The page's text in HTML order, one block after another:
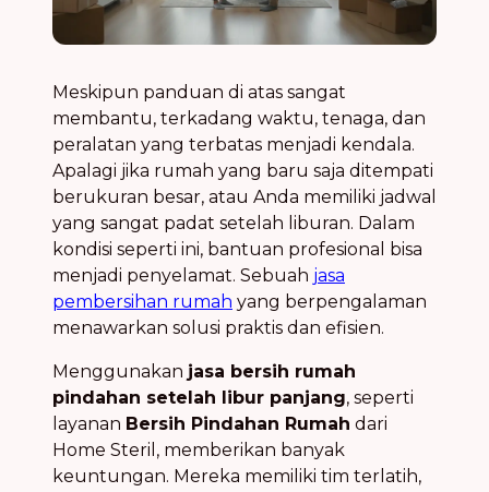
Meskipun panduan di atas sangat
membantu, terkadang waktu, tenaga, dan
peralatan yang terbatas menjadi kendala.
Apalagi jika rumah yang baru saja ditempati
berukuran besar, atau Anda memiliki jadwal
yang sangat padat setelah liburan. Dalam
kondisi seperti ini, bantuan profesional bisa
menjadi penyelamat. Sebuah jasa
pembersihan rumah yang berpengalaman
menawarkan solusi praktis dan efisien.
Menggunakan jasa bersih rumah
pindahan setelah libur panjang, seperti
layanan Bersih Pindahan Rumah dari
Home Steril, memberikan banyak
keuntungan. Mereka memiliki tim terlatih,